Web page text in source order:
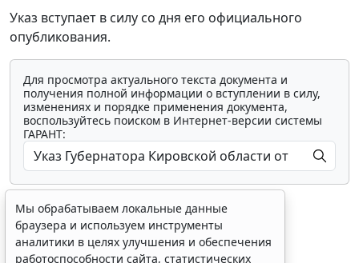
Указ вступает в силу со дня его официального
опубликования.
Для просмотра актуального текста документа и
получения полной информации о вступлении в силу,
изменениях и порядке применения документа,
воспользуйтесь поиском в Интернет-версии системы
ГАРАНТ:
Мы обрабатываем локальные данные
браузера и используем инструменты
аналитики в целях улучшения и обеспечения
работоспособности сайта, статистических